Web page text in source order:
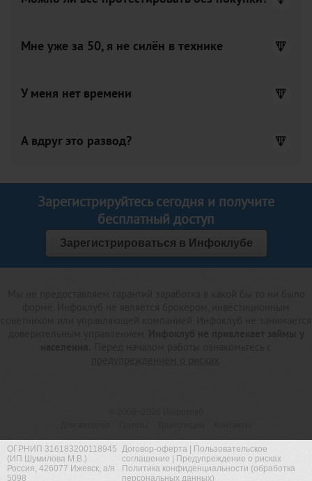
Мне уже за 50, я не силён в технике
У меня нет времени
А вдруг это развод?
Зарегистрируйтесь сегодня и получите
бесплатный доступ
Зарегистрироваться в Инфоклубе
ОГРНИП 316183200118945
(ИП Шумилова М.В.)
Россия, 426077 Ижевск, а/я
5098
Договор-оферта | Пользовательское
соглашение | Предупреждение о рисках
Политика конфиденциальности (обработка
персональных данных)